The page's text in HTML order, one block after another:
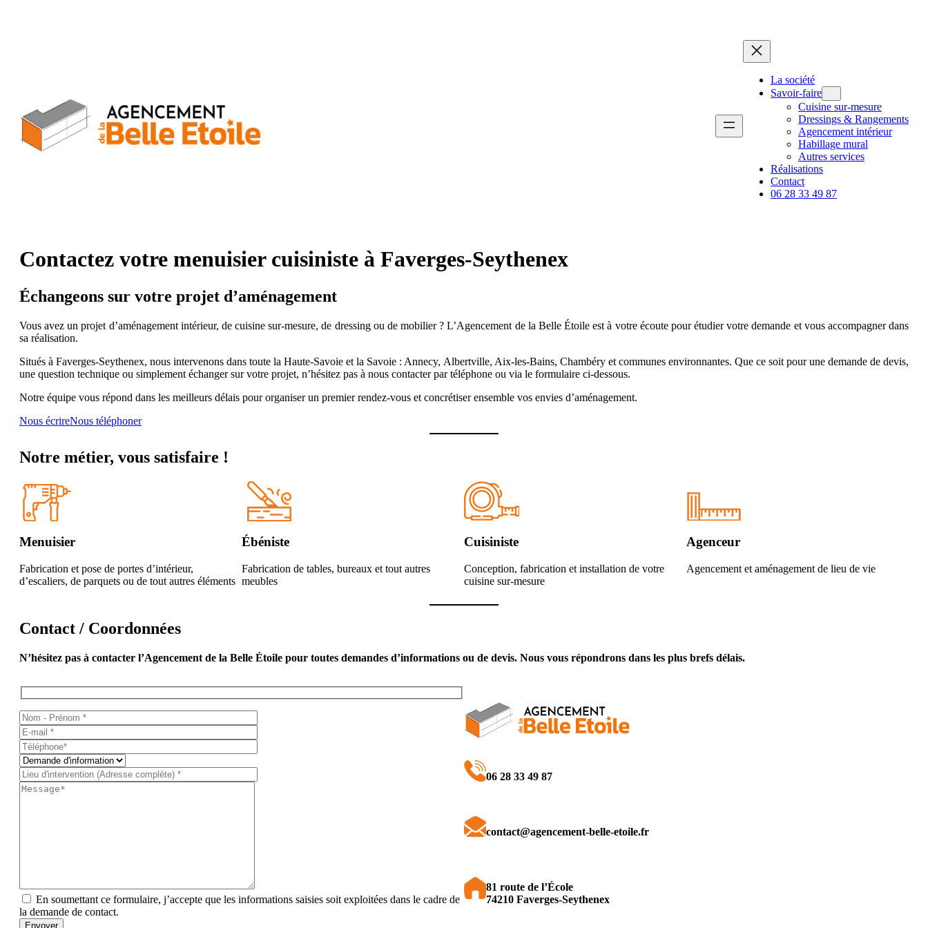
La société
Savoir-faire
Cuisine sur-mesure
Dressings & Rangements
Agencement intérieur
Habillage mural
Autres services
Réalisations
Contact
06 28 33 49 87
Contactez votre menuisier cuisiniste à Faverges-Seythenex
Échangeons sur votre projet d’aménagement
Vous avez un projet d’aménagement intérieur, de cuisine sur-mesure, de dressing ou de mobilier ? L’Agencement de la Belle Étoile est à votre écoute pour étudier votre demande et vous accompagner dans
sa réalisation.
Situés à Faverges-Seythenex, nous intervenons dans toute la Haute-Savoie et la Savoie : Annecy, Albertville, Aix-les-Bains, Chambéry et communes environnantes. Que ce soit pour une demande de devis,
une question technique ou simplement échanger sur votre projet, n’hésitez pas à nous contacter par téléphone ou via le formulaire ci-dessous.
Notre équipe vous répond dans les meilleurs délais pour organiser un premier rendez-vous et concrétiser ensemble vos envies d’aménagement.
Nous écrireNous téléphoner
Notre métier, vous satisfaire !
Menuisier
Fabrication et pose de portes d’intérieur,
d’escaliers, de parquets ou de tout autres éléments
Ébéniste
Fabrication de tables, bureaux et tout autres
meubles
Cuisiniste
Conception, fabrication et installation de votre
cuisine sur-mesure
Agenceur
Agencement et aménagement de lieu de vie
Contact / Coordonnées
N’hésitez pas à contacter l’Agencement de la Belle Étoile pour toutes demandes d’informations ou de devis. Nous vous répondrons dans les plus brefs délais.
En soumettant ce formulaire, j’accepte que les informations saisies soit exploitées dans le cadre de
la demande de contact.
06 28 33 49 87
contact@agencement-belle-etoile.fr
81 route de l’École
74210 Faverges-Seythenex